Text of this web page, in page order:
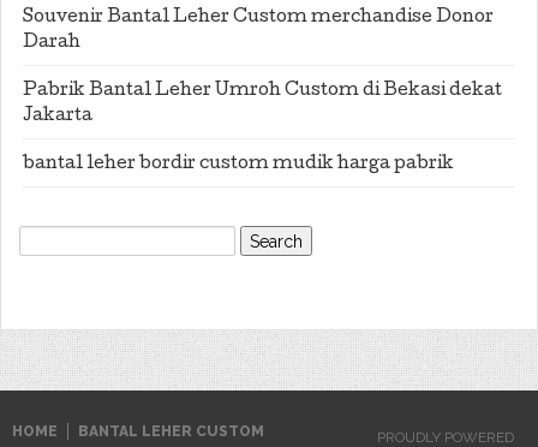
Souvenir Bantal Leher Custom merchandise Donor
Darah
Pabrik Bantal Leher Umroh Custom di Bekasi dekat
Jakarta
bantal leher bordir custom mudik harga pabrik
Search
for:
HOME BANTAL LEHER CUSTOM PROUDLY POWERED